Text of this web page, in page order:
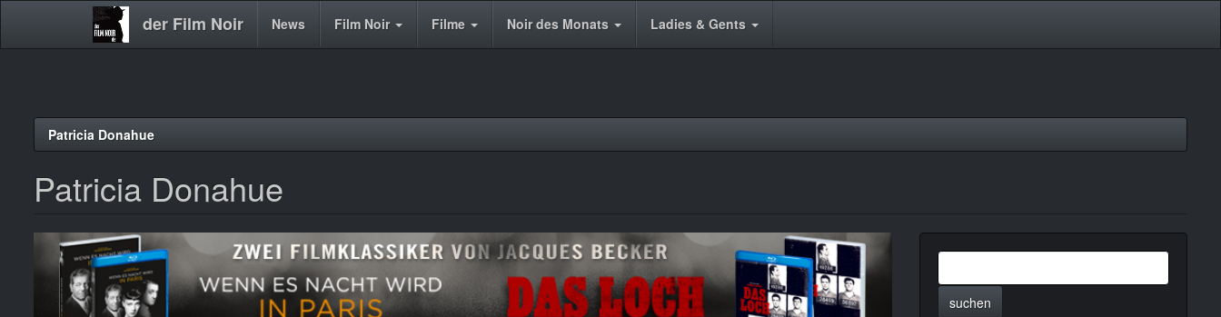
der Film Noir
Main News Film Noir Filme Noir des Monats Ladies & Gents
Patricia Donahue
Patricia Donahue
suchen